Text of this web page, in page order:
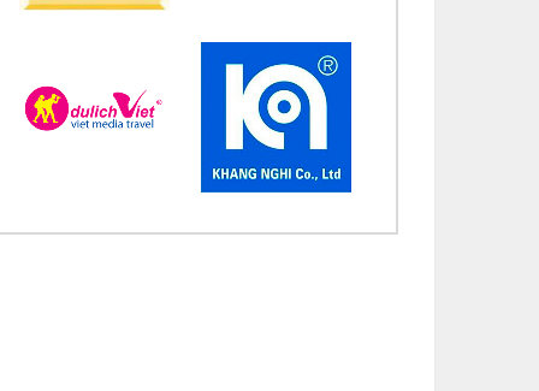
mừng bổn mạng Chị Maria Nguyễn Nhiệm Mầu
mừng bổn mạng Chị Maria Nguyễn Mỹ Quỳnh